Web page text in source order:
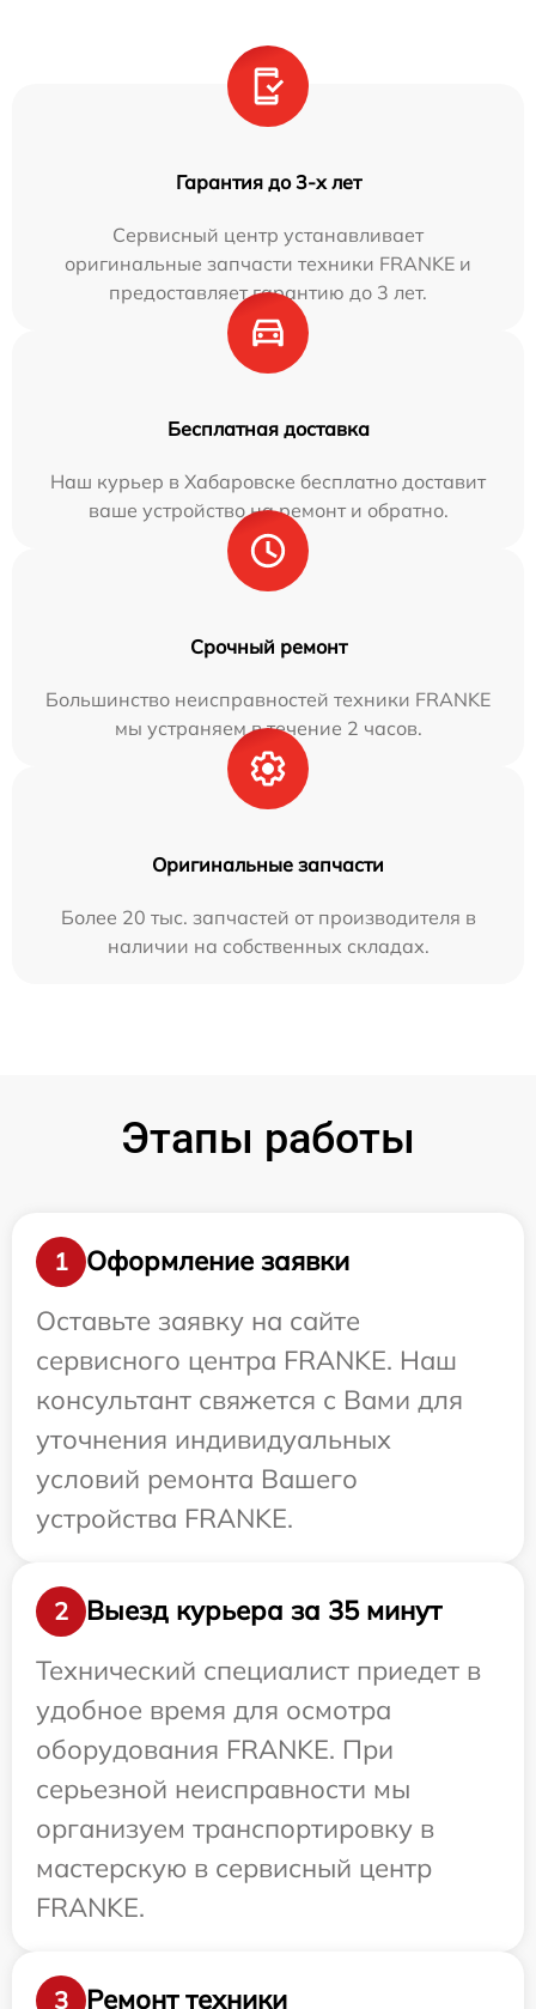
Гарантия до 3-х лет
Сервисный центр устанавливает
оригинальные запчасти техники FRANKE и
предоставляет гарантию до 3 лет.
Бесплатная доставка
Наш курьер в Хабаровске бесплатно доставит
ваше устройство на ремонт и обратно.
Срочный ремонт
Большинство неисправностей техники FRANKE
мы устраняем в течение 2 часов.
Оригинальные запчасти
Более 20 тыс. запчастей от производителя в
наличии на собственных складах.
Этапы работы
1
Оформление заявки
Оставьте заявку на сайте
сервисного центра FRANKE. Наш
консультант свяжется с Вами для
уточнения индивидуальных
условий ремонта Вашего
устройства FRANKE.
2
Выезд курьера за 35 минут
Технический специалист приедет в
удобное время для осмотра
оборудования FRANKE. При
серьезной неисправности мы
организуем транспортировку в
мастерскую в сервисный центр
FRANKE.
3 Ремонт техники